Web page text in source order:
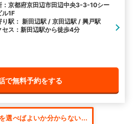
：京都府京田辺市田辺中央3-3-10シー
ル1F
り駅： 新田辺駅 / 京田辺駅 / 興戸駅
セス：新田辺駅から徒歩4分
で無料予約をする
選べばよいか分からない...